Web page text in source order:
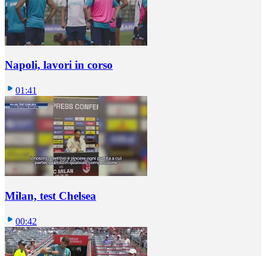
Napoli, lavori in corso
01:41
Milan, test Chelsea
00:42